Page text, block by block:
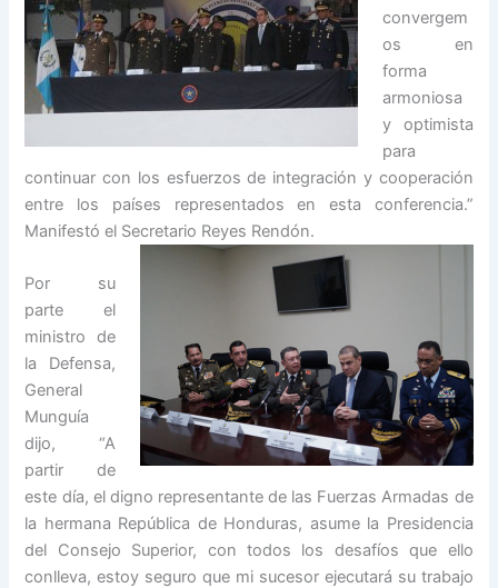
convergem
os en
forma
armoniosa
y optimista
para
continuar con los esfuerzos de integración y cooperación
entre los países representados en esta conferencia.”
Manifestó el Secretario Reyes Rendón.
Por su
parte el
ministro de
la Defensa,
General
Munguía
dijo, “A
partir de
este día, el digno representante de las Fuerzas Armadas de
la hermana República de Honduras, asume la Presidencia
del Consejo Superior, con todos los desafíos que ello
conlleva, estoy seguro que mi sucesor ejecutará su trabajo